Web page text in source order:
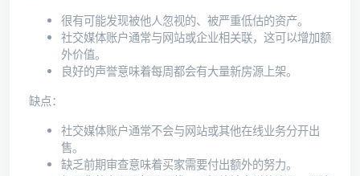
很有可能发现被他人忽视的、被严重低估的资产。
社交媒体账户通常与网站或企业相关联，这可以增加额
外价值。
良好的声誉意味着每周都会有大量新房源上架。
缺点：
社交媒体账户通常不会与网站或其他在线业务分开出
售。
缺乏前期审查意味着买家需要付出额外的努力。